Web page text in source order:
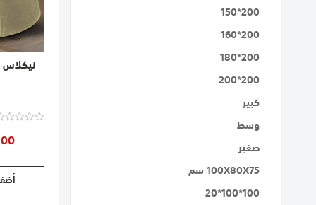
200*150
200*160
200*180
200*200
كبير
وسط
صغير
100X80X75 سم
100*100*20